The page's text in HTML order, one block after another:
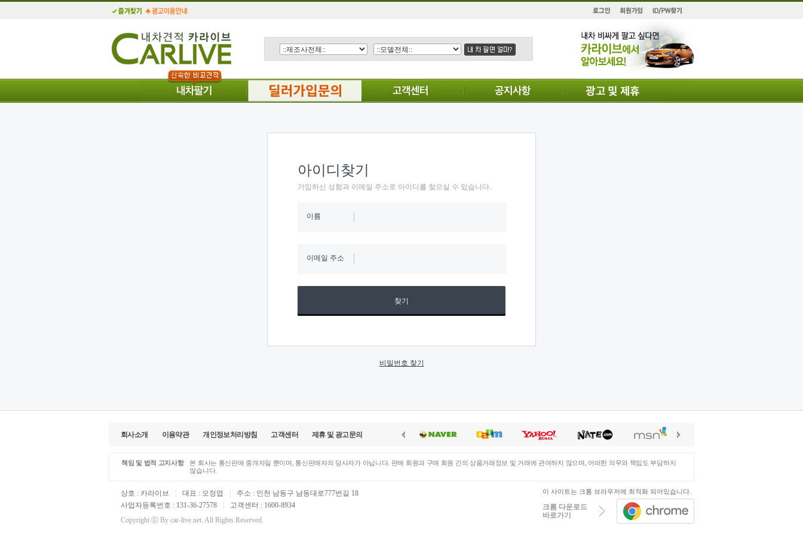
아이디찾기
가입하신 성함과 이메일 주소로 아이디를 찾으실 수 있습니다.
이름
이메일 주소
찾기
비밀번호 찾기
회사소개 이용약관 개인정보처리방침 고객센터 제휴 및 광고문의
책임 및 법적 고지사항
본 회사는 통신판매 중개자일 뿐이며, 통신판매자의 당사자가 아닙니다. 판매 회원과 구매 회원 간의 상품거래정보 및 거래에 관여하지 않으며, 어떠한 의무와 책임도 부담하지
않습니다.
상호 : 카라이브 대표 : 오정엽
주소 : 인천 남동구 남동대로777번길 18
사업자등록번호 : 131-36-27578
고객센터 : 1600-8934
Copyright ⓒ By car-live.net. All Rights Reserved.
이 사이트는 크롬 브라우저에 최적화 되어있습니다.
크롬 다운로드
바로가기